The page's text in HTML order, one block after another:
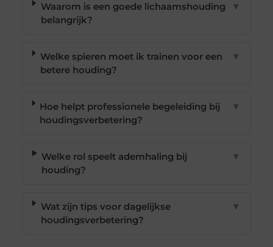
Waarom is een goede lichaamshouding
belangrijk?
▼
Welke spieren moet ik trainen voor een
betere houding?
▼
Hoe helpt professionele begeleiding bij
houdingsverbetering?
▼
Welke rol speelt ademhaling bij
houding?
▼
Wat zijn tips voor dagelijkse
houdingsverbetering?
▼